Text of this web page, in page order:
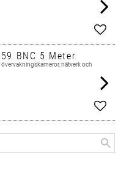
BNC 5 Meter
nätverk och